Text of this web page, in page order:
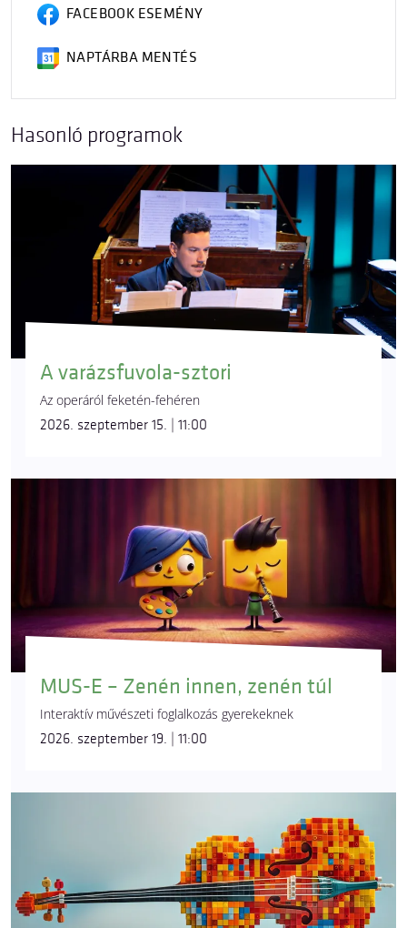
FACEBOOK ESEMÉNY
NAPTÁRBA MENTÉS
Hasonló programok
A varázsfuvola-sztori
Az operáról feketén-fehéren
2026. szeptember 15. | 11:00
MUS-E – Zenén innen, zenén túl
Interaktív művészeti foglalkozás gyerekeknek
2026. szeptember 19. | 11:00